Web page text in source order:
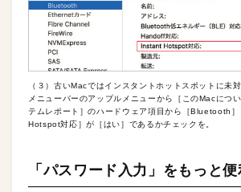
（３）古いMacではインスタントホットスポットに未
メニューバーのアップルメニューから［このMacにつ
テムレポート］のハードウェア項目から［Bluetooth
Hotspot対応］が［はい］であるかチェックを。
「パスワード入力」をもっと便